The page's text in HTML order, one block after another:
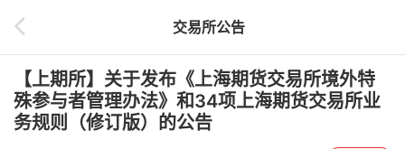
交易所公告
【上期所】关于发布《上海期货交易所境外特
殊参与者管理办法》和34项上海期货交易所业
务规则（修订版）的公告